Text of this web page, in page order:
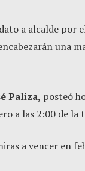
a alcalde por
una
Paliza, posteó
a las 2:00 de la
a vencer en